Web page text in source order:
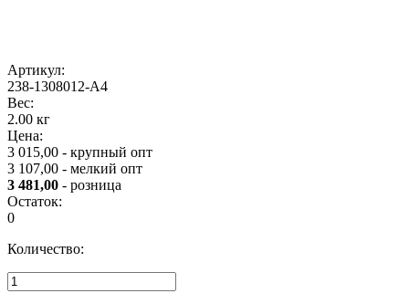
Артикул:
238-1308012-А4
Вес:
2.00 кг
Цена:
3 015,00 - крупный опт
3 107,00 - мелкий опт
3 481,00 - розница
Остаток:
0
Количество: